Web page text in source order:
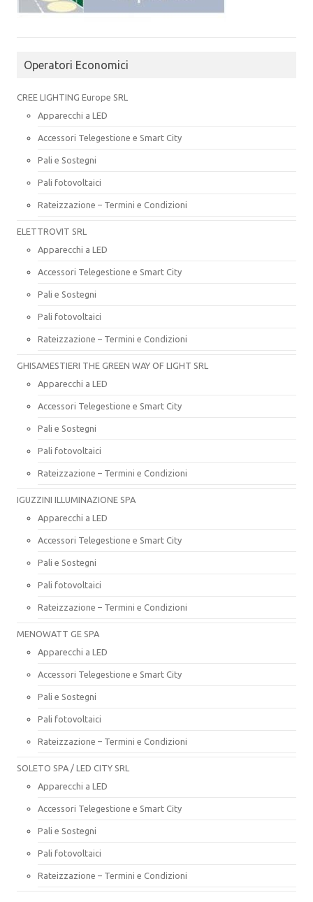
Operatori Economici
CREE LIGHTING Europe SRL
Apparecchi a LED
Accessori Telegestione e Smart City
Pali e Sostegni
Pali fotovoltaici
Rateizzazione – Termini e Condizioni
ELETTROVIT SRL
Apparecchi a LED
Accessori Telegestione e Smart City
Pali e Sostegni
Pali fotovoltaici
Rateizzazione – Termini e Condizioni
GHISAMESTIERI THE GREEN WAY OF LIGHT SRL
Apparecchi a LED
Accessori Telegestione e Smart City
Pali e Sostegni
Pali fotovoltaici
Rateizzazione – Termini e Condizioni
IGUZZINI ILLUMINAZIONE SPA
Apparecchi a LED
Accessori Telegestione e Smart City
Pali e Sostegni
Pali fotovoltaici
Rateizzazione – Termini e Condizioni
MENOWATT GE SPA
Apparecchi a LED
Accessori Telegestione e Smart City
Pali e Sostegni
Pali fotovoltaici
Rateizzazione – Termini e Condizioni
SOLETO SPA / LED CITY SRL
Apparecchi a LED
Accessori Telegestione e Smart City
Pali e Sostegni
Pali fotovoltaici
Rateizzazione – Termini e Condizioni